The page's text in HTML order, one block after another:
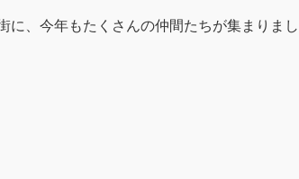
に、今年もたくさんの仲間たちが集まりまし